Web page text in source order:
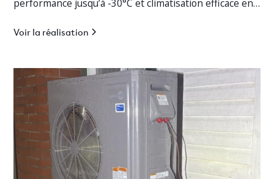
performance jusqu’à -30°C et climatisation efficace en
Voir la réalisation